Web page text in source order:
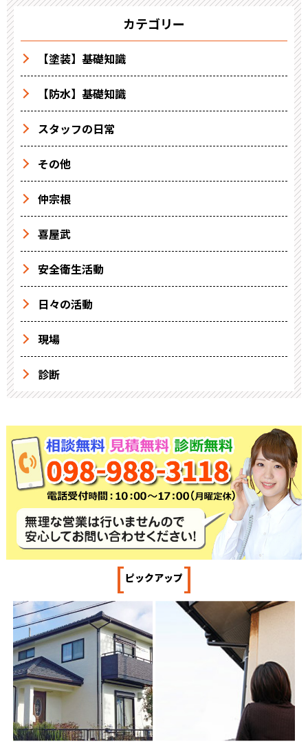
カテゴリー
【塗装】基礎知識
【防水】基礎知識
スタッフの日常
その他
仲宗根
喜屋武
安全衛生活動
日々の活動
現場
診断
[ピックアップ]